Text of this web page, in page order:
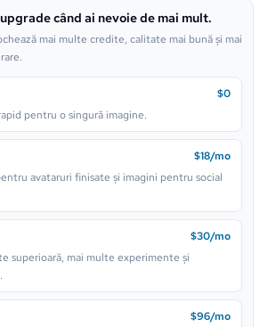
când ai nevoie de mai mult.
mai multe credite, calitate mai bună și mai
$0
pentru o singură imagine.
$18/mo
avataruri finisate și imagini pentru social
$30/mo
superioară, mai multe experimente și
$96/mo